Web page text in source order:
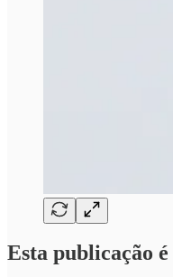
Esta publicação é